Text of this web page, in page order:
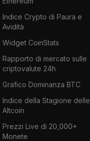
Indice Crypto di Paura e
Avidità
Widget CoinStats
Rapporto di mercato sulle
criptovalute 24h
Grafico Dominanza BTC
Indice della Stagione delle
Altcoin
Prezzi Live di 20,000+
Monete